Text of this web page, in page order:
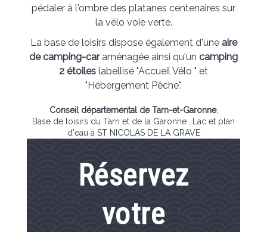
pédaler à l'ombre des platanes centenaires sur
la vélo voie verte.
La base de loisirs dispose également d'une aire
de camping-caraménagée ainsi qu'un camping
2 étoiles labellisé "Accueil Vélo " et
"Hébergement Pêche".
Conseil départemental de Tarn-et-Garonne,
Base de loisirs du Tarn et de la Garonne
, Lac et plan
d'eau à ST NICOLAS DE LA GRAVE
Réservez
votre